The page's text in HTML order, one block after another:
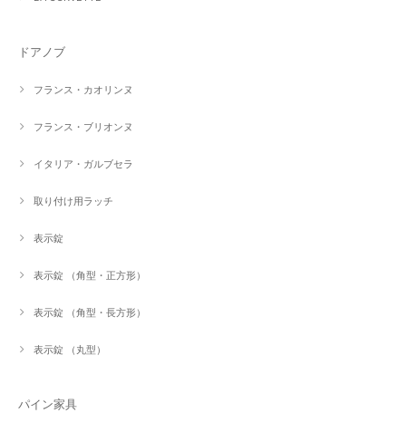
ドアノブ
フランス・カオリンヌ
フランス・ブリオンヌ
イタリア・ガルブセラ
取り付け用ラッチ
表示錠
表示錠 （角型・正方形）
表示錠 （角型・長方形）
表示錠 （丸型）
パイン家具